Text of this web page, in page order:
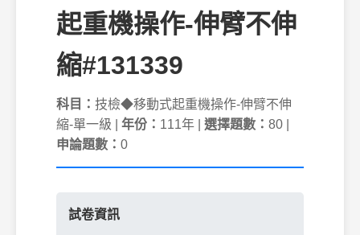
起重機操作-伸臂不伸
縮#131339
科目： 技檢◆移動式起重機操作-伸臂不伸
縮-單一級 | 年份： 111年 | 選擇題數： 80 |
申論題數： 0
試卷資訊